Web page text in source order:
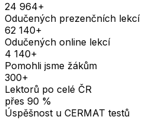
24 964+
Odučených prezenčních lekcí
62 140+
Odučených online lekcí
4 140+
Pomohli jsme žákům
300+
Lektorů po celé ČR
přes 90 %
Úspěšnost u CERMAT testů